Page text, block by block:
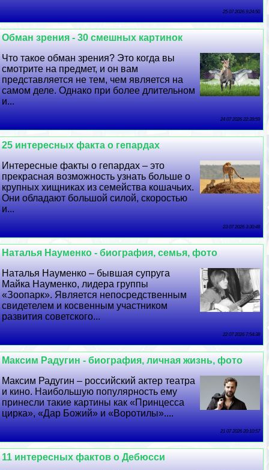
25 07 2026 9:24:50
Обман зрения - 30 смешных картинок
Что такое обман зрения? Это когда вы
смотрите на предмет, и он вам
представляется не тем, чем является на
самом деле. Однако при более длительном
и...
24 07 2026 22:39:59
25 интересных факта о гепардах
Интересные факты о гепардах – это
прекрасная возможность узнать больше о
крупных хищниках из семейства кошачьих.
Они обладают большой силой, скоростью
и...
23 07 2026 3:30:48
Наталья Науменко - биография, семья, фото
Наталья Науменко – бывшая супруга
Майка Науменко, лидера группы
«Зоопарк». Является непосредственным
свидетелем и косвенным участником
развития советского...
22 07 2026 7:54:38
Максим Радугин - биография, личная жизнь, фото
Максим Радугин – российский актер театра
и кино. Наибольшую популярность ему
принесли такие картины как «Принцесса
цирка», «Дар Божий» и «Воротилы»....
21 07 2026 20:10:57
11 интересных фактов о Дебюсси